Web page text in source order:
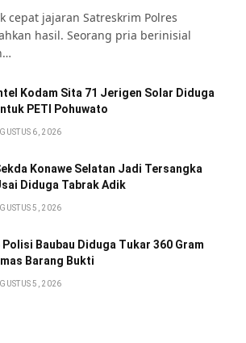
cepat jajaran Satreskrim Polres
hasil. Seorang pria berinisial
Kodam Sita 71 Jerigen Solar Diduga
PETI Pohuwato
6, 2026
Konawe Selatan Jadi Tersangka
Diduga Tabrak Adik
5, 2026
Polisi Baubau Diduga Tukar 360 Gram
Barang Bukti
5, 2026